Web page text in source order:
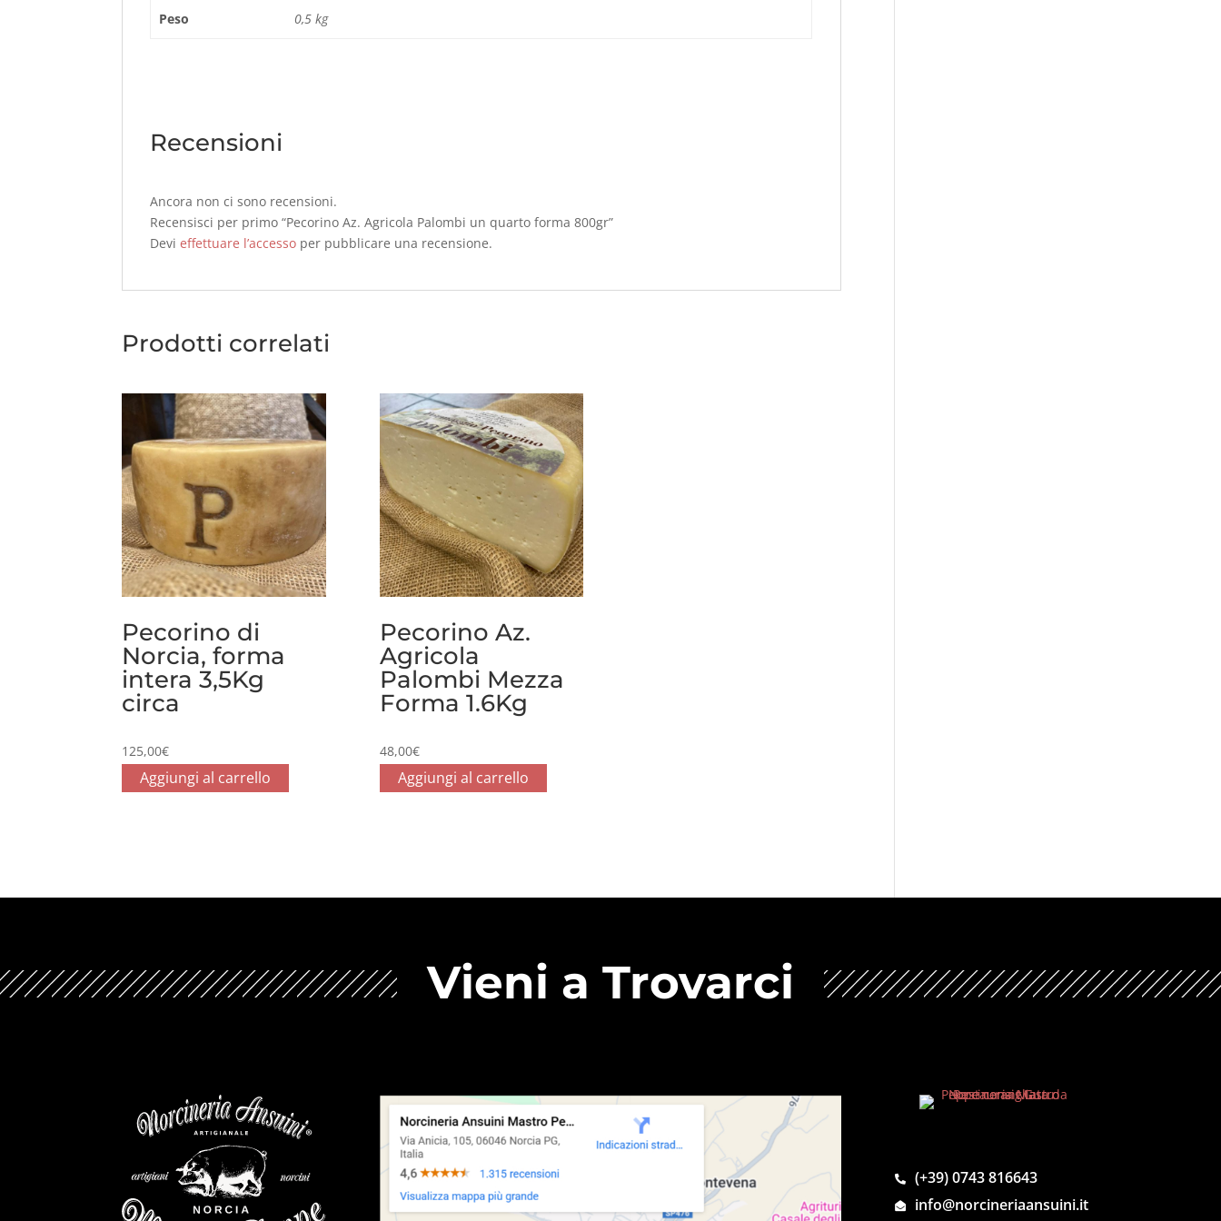
Peso 0,5 kg
Recensioni
Ancora non ci sono recensioni.
Recensisci per primo “Pecorino Az. Agricola Palombi un quarto forma 800gr”
Devieffettuare l’accesso per pubblicare una recensione.
Prodotti correlati
Pecorino di
Norcia, forma
intera 3,5Kg
circa
125,00€
Aggiungi al carrello
Pecorino Az.
Agricola
Palombi Mezza
Forma 1.6Kg
48,00€
Aggiungi al carrello
Vieni a Trovarci
(+39) 0743 816643
info@norcineriaansuini.it